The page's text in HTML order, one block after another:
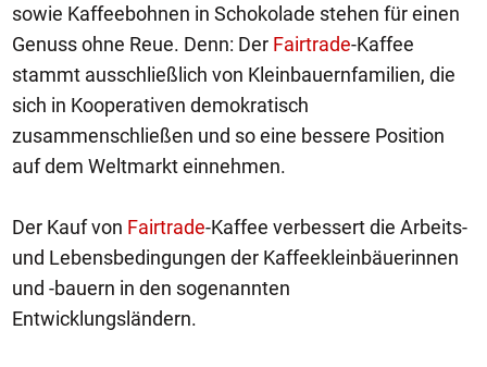
sowie Kaffeebohnen in Schokolade stehen für einen
Genuss ohne Reue. Denn: Der Fairtrade-Kaffee
stammt ausschließlich von Kleinbauernfamilien, die
sich in Kooperativen demokratisch
zusammenschließen und so eine bessere Position
auf dem Weltmarkt einnehmen.
Der Kauf von Fairtrade-Kaffee verbessert die Arbeits-
und Lebensbedingungen der Kaffeekleinbäuerinnen
und -bauern in den sogenannten
Entwicklungsländern.